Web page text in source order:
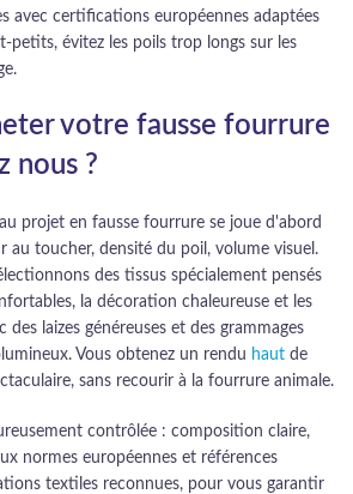
avec certifications européennes adaptées
petits, évitez les poils trop longs sur les
votre fausse fourrure
nous ?
projet en fausse fourrure se joue d'abord
au toucher, densité du poil, volume visuel.
des tissus spécialement pensés
la décoration chaleureuse et les
des laizes généreuses et des grammages
Vous obtenez un rendu haut de
sans recourir à la fourrure animale.
contrôlée : composition claire,
normes européennes et références
textiles reconnues, pour vous garantir